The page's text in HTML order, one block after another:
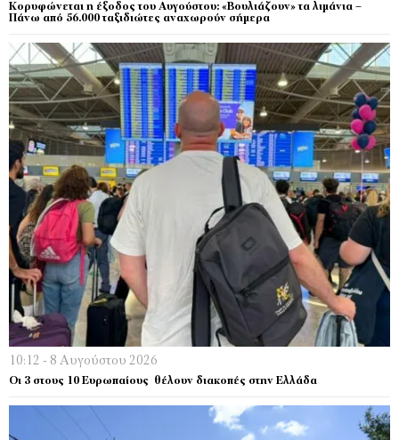
Κορυφώνεται η έξοδος του Αυγούστου: «Βουλιάζουν» τα λιμάνια –
Πάνω από 56.000 ταξιδιώτες αναχωρούν σήμερα
10:12 - 8 Αυγούστου 2026
Οι 3 στους 10 Ευρωπαίους θέλουν διακοπές στην Ελλάδα